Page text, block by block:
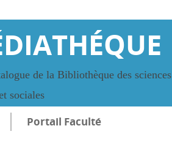
de la Bibliothèque des sciences
sociales
Portail Faculté